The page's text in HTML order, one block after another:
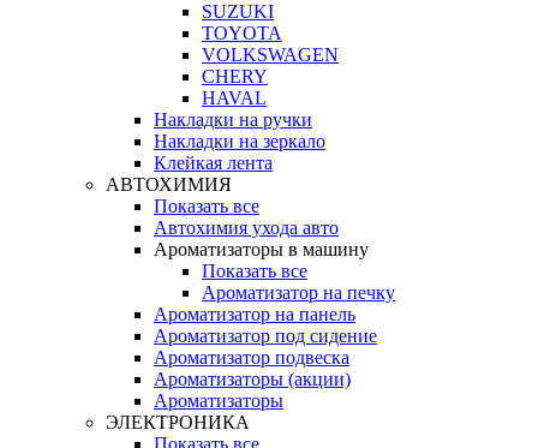
SUZUKI
TOYOTA
VOLKSWAGEN
CHERY
HAVAL
Накладки на ручки
Накладки на зеркало
Клейкая лента
АВТОХИМИЯ
Показать все
Автохимия ухода авто
Ароматизаторы в машину
Показать все
Ароматизатор на печку
Ароматизатор на панель
Ароматизатор под сидение
Ароматизатор подвеска
Ароматизаторы (акции)
Ароматизаторы
ЭЛЕКТРОНИКА
Показать все